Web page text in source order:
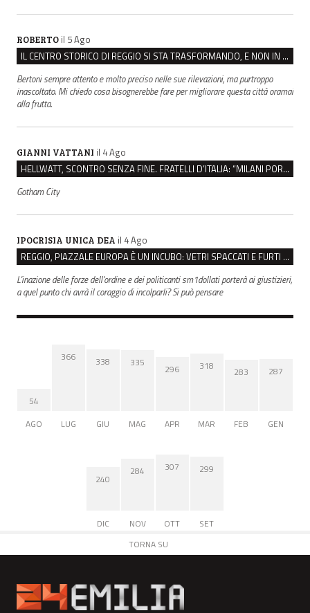
ROBERTO il 5 Ago
IL CENTRO STORICO DI REGGIO SI STA TRASFORMANDO, E NON IN MEGLIO
Bertoni sempre attento e molto preciso nelle sue rilevazioni, ma purtroppo
inascoltato. Mi chiedo cosa bisognerebbe fare per migliorare questa città oramai
alla frutta.
GIANNI VATTANI il 4 Ago
HELLWATT, SCONTRO SENZA FINE. FRATELLI D’ITALIA: “MILANI PORTA DOCUMENTI, DE FRANCO INSULTI”
Gotham City
IPOCRISIA UNICA DEA il 4 Ago
REGGIO, PIAZZALE EUROPA È UN INCUBO: VETRI SPACCATI E FURTI SULLE AUTO IN SOSTA
L'inazione delle forze dell'ordine e dei politicanti sm1dollati porterà ai giustizieri,
a quel punto chi avrà il coraggio di incolparli? Si può pensare
54
AGO
366
LUG
338
GIU
335
MAG
296
APR
318
MAR
283
FEB
287
GEN
240
DIC
284
NOV
307
OTT
299
SET
TORNA SU